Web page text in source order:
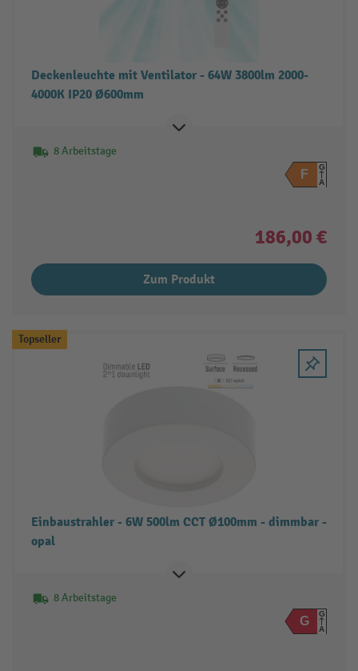
Deckenleuchte mit Ventilator - 64W 3800lm 2000-
4000K IP20 Ø600mm
8 Arbeitstage
F
G
A
186,00 €
Zum Produkt
Topseller
Einbaustrahler - 6W 500lm CCT Ø100mm - dimmbar -
opal
8 Arbeitstage
G
G
A